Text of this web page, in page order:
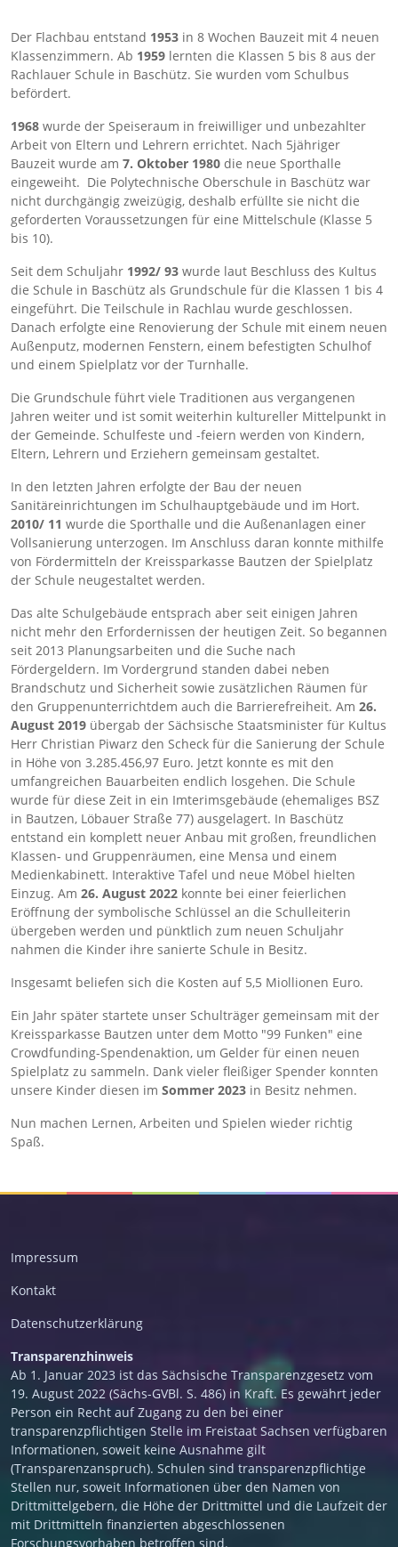
Der Flachbau entstand 1953 in 8 Wochen Bauzeit mit 4 neuen
Klassenzimmern. Ab 1959 lernten die Klassen 5 bis 8 aus der
Rachlauer Schule in Baschütz. Sie wurden vom Schulbus
befördert.
1968 wurde der Speiseraum in freiwilliger und unbezahlter
Arbeit von Eltern und Lehrern errichtet. Nach 5jähriger
Bauzeit wurde am 7. Oktober 1980 die neue Sporthalle
eingeweiht. Die Polytechnische Oberschule in Baschütz war
nicht durchgängig zweizügig, deshalb erfüllte sie nicht die
geforderten Voraussetzungen für eine Mittelschule (Klasse 5
bis 10).
Seit dem Schuljahr 1992/ 93 wurde laut Beschluss des Kultus
die Schule in Baschütz als Grundschule für die Klassen 1 bis 4
eingeführt. Die Teilschule in Rachlau wurde geschlossen.
Danach erfolgte eine Renovierung der Schule mit einem neuen
Außenputz, modernen Fenstern, einem befestigten Schulhof
und einem Spielplatz vor der Turnhalle.
Die Grundschule führt viele Traditionen aus vergangenen
Jahren weiter und ist somit weiterhin kultureller Mittelpunkt in
der Gemeinde. Schulfeste und -feiern werden von Kindern,
Eltern, Lehrern und Erziehern gemeinsam gestaltet.
In den letzten Jahren erfolgte der Bau der neuen
Sanitäreinrichtungen im Schulhauptgebäude und im Hort.
2010/ 11 wurde die Sporthalle und die Außenanlagen einer
Vollsanierung unterzogen. Im Anschluss daran konnte mithilfe
von Fördermitteln der Kreissparkasse Bautzen der Spielplatz
der Schule neugestaltet werden.
Das alte Schulgebäude entsprach aber seit einigen Jahren
nicht mehr den Erfordernissen der heutigen Zeit. So begannen
seit 2013 Planungsarbeiten und die Suche nach
Fördergeldern. Im Vordergrund standen dabei neben
Brandschutz und Sicherheit sowie zusätzlichen Räumen für
den Gruppenunterrichtdem auch die Barrierefreiheit. Am 26.
August 2019 übergab der Sächsische Staatsminister für Kultus
Herr Christian Piwarz den Scheck für die Sanierung der Schule
in Höhe von 3.285.456,97 Euro. Jetzt konnte es mit den
umfangreichen Bauarbeiten endlich losgehen. Die Schule
wurde für diese Zeit in ein Imterimsgebäude (ehemaliges BSZ
in Bautzen, Löbauer Straße 77) ausgelagert. In Baschütz
entstand ein komplett neuer Anbau mit großen, freundlichen
Klassen- und Gruppenräumen, eine Mensa und einem
Medienkabinett. Interaktive Tafel und neue Möbel hielten
Einzug. Am 26. August 2022 konnte bei einer feierlichen
Eröffnung der symbolische Schlüssel an die Schulleiterin
übergeben werden und pünktlich zum neuen Schuljahr
nahmen die Kinder ihre sanierte Schule in Besitz.
Insgesamt beliefen sich die Kosten auf 5,5 Miollionen Euro.
Ein Jahr später startete unser Schulträger gemeinsam mit der
Kreissparkasse Bautzen unter dem Motto "99 Funken" eine
Crowdfunding-Spendenaktion, um Gelder für einen neuen
Spielplatz zu sammeln. Dank vieler fleißiger Spender konnten
unsere Kinder diesen im Sommer 2023 in Besitz nehmen.
Nun machen Lernen, Arbeiten und Spielen wieder richtig
Spaß.
Impressum
Kontakt
Datenschutzerklärung
Transparenzhinweis
Ab 1. Januar 2023 ist das Sächsische Transparenzgesetz vom
19. August 2022 (Sächs-GVBl. S. 486) in Kraft. Es gewährt jeder
Person ein Recht auf Zugang zu den bei einer
transparenzpflichtigen Stelle im Freistaat Sachsen verfügbaren
Informationen, soweit keine Ausnahme gilt
(Transparenzanspruch). Schulen sind transparenzpflichtige
Stellen nur, soweit Informationen über den Namen von
Drittmittelgebern, die Höhe der Drittmittel und die Laufzeit der
mit Drittmitteln finanzierten abgeschlossenen
Forschungsvorhaben betroffen sind.